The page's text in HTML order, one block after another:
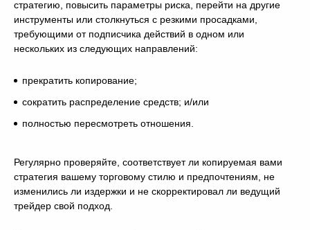
стратегию, повысить параметры риска, перейти на другие
инструменты или столкнуться с резкими просадками,
требующими от подписчика действий в одном или
нескольких из следующих направлений:
прекратить копирование;
сократить распределение средств; и/или
полностью пересмотреть отношения.
Регулярно проверяйте, соответствует ли копируемая вами
стратегия вашему торговому стилю и предпочтениям, не
изменились ли издержки и не скорректировал ли ведущий
трейдер свой подход.